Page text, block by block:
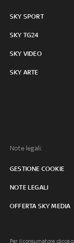
SKY SPORT
SKY TG24
SKY VIDEO
SKY ARTE
Note legali:
GESTIONE COOKIE
NOTE LEGALI
OFFERTA SKY MEDIA
Per il consumatore clicca